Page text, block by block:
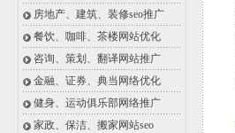
房地产、建筑、装修seo推广
餐饮、咖啡、茶楼网站优化
咨询、策划、翻译网站推广
金融、证券、典当网络优化
健身、运动俱乐部网络推广
家政、保洁、搬家网站seo